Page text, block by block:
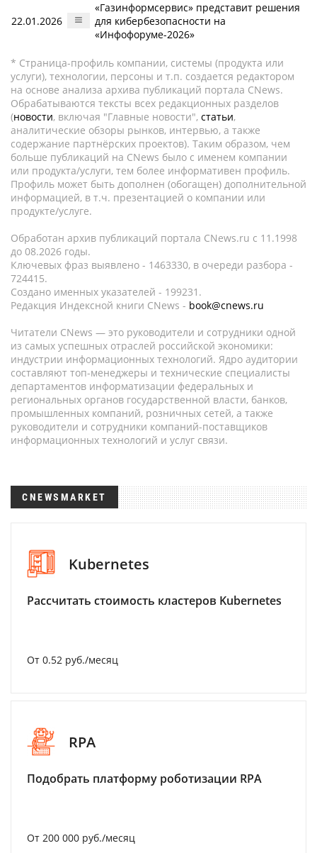
22.01.2026
«Газинформсервис» представит решения
для кибербезопасности на
«Инфофоруме-2026»
* Страница-профиль компании, системы (продукта или
услуги), технологии, персоны и т.п. создается редактором
на основе анализа архива публикаций портала CNews.
Обрабатываются тексты всех редакционных разделов
(новости, включая "Главные новости", статьи,
аналитические обзоры рынков, интервью, а также
содержание партнёрских проектов). Таким образом, чем
больше публикаций на CNews было с именем компании
или продукта/услуги, тем более информативен профиль.
Профиль может быть дополнен (обогащен) дополнительной
информацией, в т.ч. презентацией о компании или
продукте/услуге.
Обработан архив публикаций портала CNews.ru c 11.1998
до 08.2026 годы.
Ключевых фраз выявлено - 1463330, в очереди разбора -
724415.
Создано именных указателей - 199231.
Редакция Индексной книги CNews - book@cnews.ru
Читатели CNews — это руководители и сотрудники одной
из самых успешных отраслей российской экономики:
индустрии информационных технологий. Ядро аудитории
составляют топ-менеджеры и технические специалисты
департаментов информатизации федеральных и
региональных органов государственной власти, банков,
промышленных компаний, розничных сетей, а также
руководители и сотрудники компаний-поставщиков
информационных технологий и услуг связи.
CNEWSMARKET
Kubernetes
Рассчитать стоимость кластеров Kubernetes
От 0.52 руб./месяц
RPA
Подобрать платформу роботизации RPA
От 200 000 руб./месяц